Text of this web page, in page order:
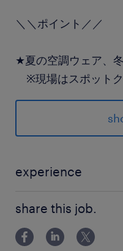
＼＼ポイント／／
★夏の空調ウェア、
※現場はスポットク
ヒーターなど季節
★長期就業、正社員
建材メーカーの工場
最寄駅
東武東上線／東松山
experience
ンの「資格取得希望者
格をお持ちの方は、即
よ。
share this job.